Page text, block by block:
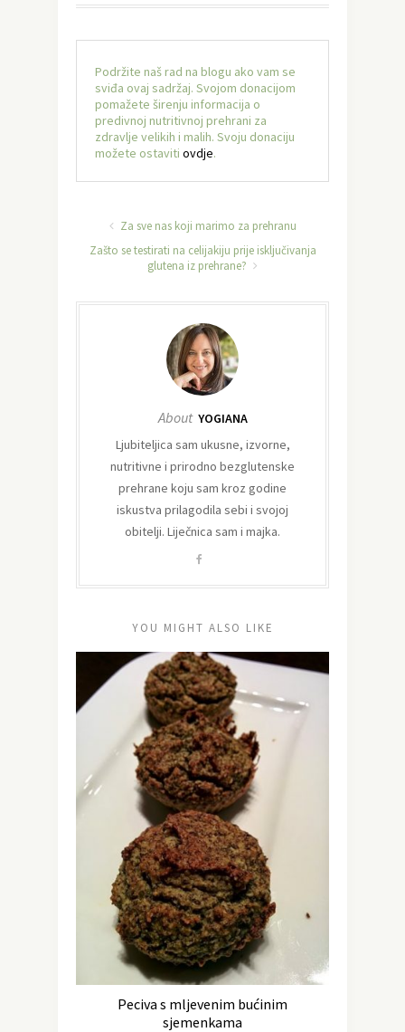
Podržite naš rad na blogu ako vam se
sviđa ovaj sadržaj. Svojom donacijom
pomažete širenju informacija o
predivnoj nutritivnoj prehrani za
zdravlje velikih i malih. Svoju donaciju
možete ostaviti ovdje.
Za sve nas koji marimo za prehranu
Zašto se testirati na celijakiju prije isključivanja
glutena iz prehrane?
About YOGIANA
Ljubiteljica sam ukusne, izvorne,
nutritivne i prirodno bezglutenske
prehrane koju sam kroz godine
iskustva prilagodila sebi i svojoj
obitelji. Liječnica sam i majka.
YOU MIGHT ALSO LIKE
Peciva s mljevenim bućinim
sjemenkama